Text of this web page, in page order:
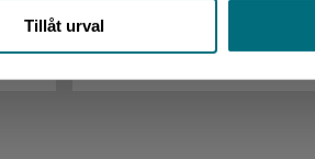
Tillåt urvalHøysholdt, Lizzie